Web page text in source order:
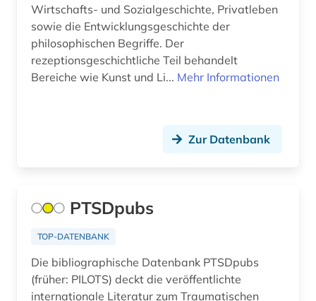
autor (3)
autorin (1)
außenpolitik (7)
außerkanoische traktate (1)
ayurveda (1)
ballett (1)
Wirtschafts- und Sozialgeschichte, Privatleben
sowie die Entwicklungsgeschichte der
philosophischen Begriffe. Der
rezeptionsgeschichtliche Teil behandelt
Bereiche wie Kunst und Li... Mehr Informationen
Zur Datenbank
PTSDpubs
TOP-DATENBANK
Die bibliographische Datenbank PTSDpubs
(früher: PILOTS) deckt die veröffentlichte
internationale Literatur zum Traumatischen